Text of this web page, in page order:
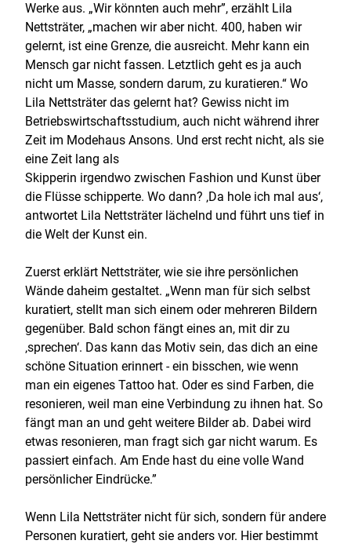
Werke aus. „Wir könnten auch mehr”, erzählt Lila
Nettsträter, „machen wir aber nicht. 400, haben wir
gelernt, ist eine Grenze, die ausreicht. Mehr kann ein
Mensch gar nicht fassen. Letztlich geht es ja auch
nicht um Masse, sondern darum, zu kuratieren.“ Wo
Lila Nettsträter das gelernt hat? Gewiss nicht im
Betriebswirtschaftsstudium, auch nicht während ihrer
Zeit im Modehaus Ansons. Und erst recht nicht, als sie
eine Zeit lang als
Skipperin irgendwo zwischen Fashion und Kunst über
die Flüsse schipperte. Wo dann? ‚Da hole ich mal aus‘,
antwortet Lila Nettsträter lächelnd und führt uns tief in
die Welt der Kunst ein.
Zuerst erklärt Nettsträter, wie sie ihre persönlichen
Wände daheim gestaltet. „Wenn man für sich selbst
kuratiert, stellt man sich einem oder mehreren Bildern
gegenüber. Bald schon fängt eines an, mit dir zu
‚sprechen‘. Das kann das Motiv sein, das dich an eine
schöne Situation erinnert - ein bisschen, wie wenn
man ein eigenes Tattoo hat. Oder es sind Farben, die
resonieren, weil man eine Verbindung zu ihnen hat. So
fängt man an und geht weitere Bilder ab. Dabei wird
etwas resonieren, man fragt sich gar nicht warum. Es
passiert einfach. Am Ende hast du eine volle Wand
persönlicher Eindrücke.”
Wenn Lila Nettsträter nicht für sich, sondern für andere
Personen kuratiert, geht sie anders vor. Hier bestimmt